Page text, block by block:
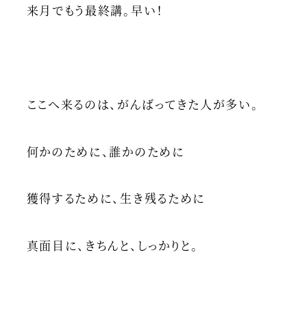
来月でもう最終講。早い！
ここへ来るのは、がんばってきた人が多い。
何かのために、誰かのために
獲得するために、生き残るために
真面目に、きちんと、しっかりと。